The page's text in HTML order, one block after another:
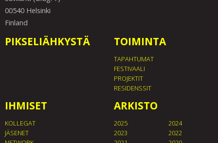
00540 Helsinki
Finland
PIKSELIÄHKYSTÄ TOIMINTA
TAPAHTUMAT
FESTIVAALI
PROJEKTIT
RESIDENSSIT
IHMISET
KOLLEGAT
JÄSENET
ARKISTO
2025
2024
2023
2022